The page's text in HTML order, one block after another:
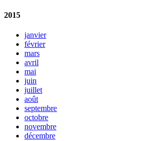
2015
janvier
février
mars
avril
mai
juin
juillet
août
septembre
octobre
novembre
décembre